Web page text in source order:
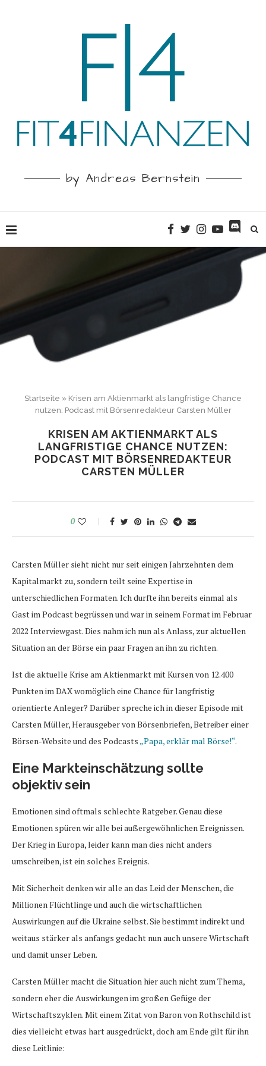
by Andreas Bernstein
Startseite » Krisen am Aktienmarkt als langfristige Chance
nutzen: Podcast mit Börsenredakteur Carsten Müller
KRISEN AM AKTIENMARKT ALS
LANGFRISTIGE CHANCE NUTZEN:
PODCAST MIT BÖRSENREDAKTEUR
CARSTEN MÜLLER
0
Carsten Müller sieht nicht nur seit einigen Jahrzehnten dem
Kapitalmarkt zu, sondern teilt seine Expertise in
unterschiedlichen Formaten. Ich durfte ihn bereits einmal als
Gast im Podcast begrüssen und war in seinem Format im Februar
2022 Interviewgast. Dies nahm ich nun als Anlass, zur aktuellen
Situation an der Börse ein paar Fragen an ihn zu richten.
Ist die aktuelle Krise am Aktienmarkt mit Kursen von 12.400
Punkten im DAX womöglich eine Chance für langfristig
orientierte Anleger? Darüber spreche ich in dieser Episode mit
Carsten Müller, Herausgeber von Börsenbriefen, Betreiber einer
Börsen-Website und des Podcasts „Papa, erklär mal Börse!“.
Eine Markteinschätzung sollte
objektiv sein
Emotionen sind oftmals schlechte Ratgeber. Genau diese
Emotionen spüren wir alle bei außergewöhnlichen Ereignissen.
Der Krieg in Europa, leider kann man dies nicht anders
umschreiben, ist ein solches Ereignis.
Mit Sicherheit denken wir alle an das Leid der Menschen, die
Millionen Flüchtlinge und auch die wirtschaftlichen
Auswirkungen auf die Ukraine selbst. Sie bestimmt indirekt und
weitaus stärker als anfangs gedacht nun auch unsere Wirtschaft
und damit unser Leben.
Carsten Müller macht die Situation hier auch nicht zum Thema,
sondern eher die Auswirkungen im großen Gefüge der
Wirtschaftszyklen. Mit einem Zitat von Baron von Rothschild ist
dies vielleicht etwas hart ausgedrückt, doch am Ende gilt für ihn
diese Leitlinie: